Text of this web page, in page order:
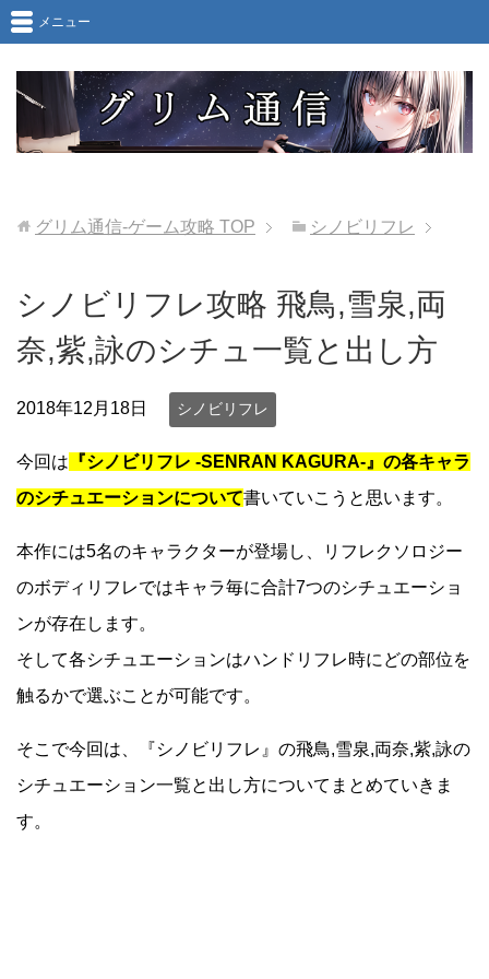
メニュー
グリム通信-ゲーム攻略 TOP シノビリフレ
シノビリフレ攻略 飛鳥,雪泉,両
奈,紫,詠のシチュ一覧と出し方
2018年12月18日 シノビリフレ
今回は 『シノビリフレ -SENRAN KAGURA-』の各キャラ
のシチュエーションについて書いていこうと思います。
本作には5名のキャラクターが登場し、リフレクソロジー
のボディリフレではキャラ毎に合計7つのシチュエーショ
ンが存在します。
そして各シチュエーションはハンドリフレ時にどの部位を
触るかで選ぶことが可能です。
そこで今回は、『シノビリフレ』の飛鳥,雪泉,両奈,紫,詠の
シチュエーション一覧と出し方についてまとめていきま
す。